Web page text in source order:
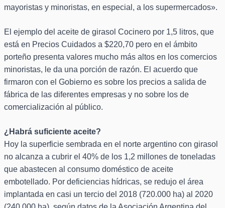
mayoristas y minoristas, en especial, a los supermercados».
El ejemplo del aceite de girasol Cocinero por 1,5 litros, que
está en Precios Cuidados a $220,70 pero en el ámbito
porteño presenta valores mucho más altos en los comercios
minoristas, le da una porción de razón. El acuerdo que
firmaron con el Gobierno es sobre los precios a salida de
fábrica de las diferentes empresas y no sobre los de
comercialización al público.
¿Habrá suficiente aceite?
Hoy la superficie sembrada en el norte argentino con girasol
no alcanza a cubrir el 40% de los 1,2 millones de toneladas
que abastecen al consumo doméstico de aceite
embotellado. Por deficiencias hídricas, se redujo el área
implantada en casi un tercio del 2018 (720.000 ha) al 2020